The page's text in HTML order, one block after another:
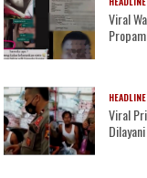
Viral
HEADLINE
Viral